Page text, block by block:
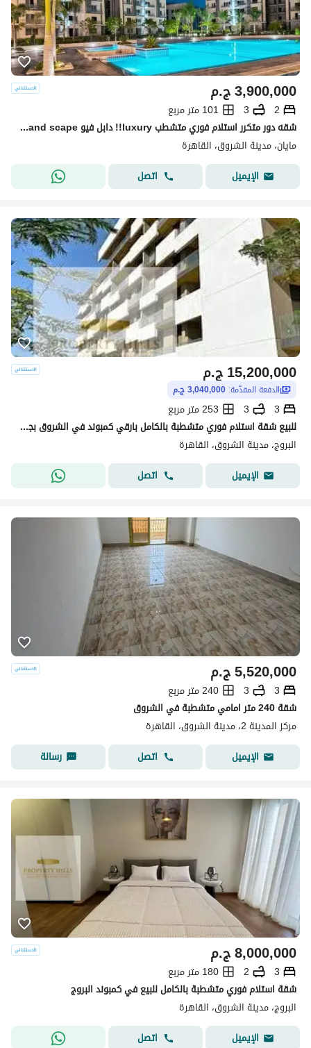
ج.م3,900,000
2
3
101 متر مربع
شقه دور متكرر استلام فوري متشطب luxury!! دابل فيو pool+land scape تقسيمه رائعه باسهل خطط سداد بدون ضغط وتقسيط 10سـ بجوا لافيستا باتيو كازا + سوان ليك
مايان، مدينة الشروق، القاهرة
الإيميل
اتصل
ج.م15,200,000
الدفعة المقدّمة: 3,040,000 ج.م
3
3
253 متر مربع
للبيع شقة استلام فوري متشطبة بالكامل بارقي كمبوند في الشروق بجوار المركز الطبي العالمي بكمبوند البروج
البروج، مدينة الشروق، القاهرة
الإيميل
اتصل
ج.م5,520,000
3
3
240 متر مربع
شقة 240 متر امامي متشطبة في الشروق
مركز المدينة 2، مدينة الشروق، القاهرة
الإيميل
اتصل رسالة
ج.م8,000,000
3
2
180 متر مربع
شقة استلام فوري متشطبة بالكامل للبيع في كمبوند البروج
البروج، مدينة الشروق، القاهرة
الإيميل
اتصل